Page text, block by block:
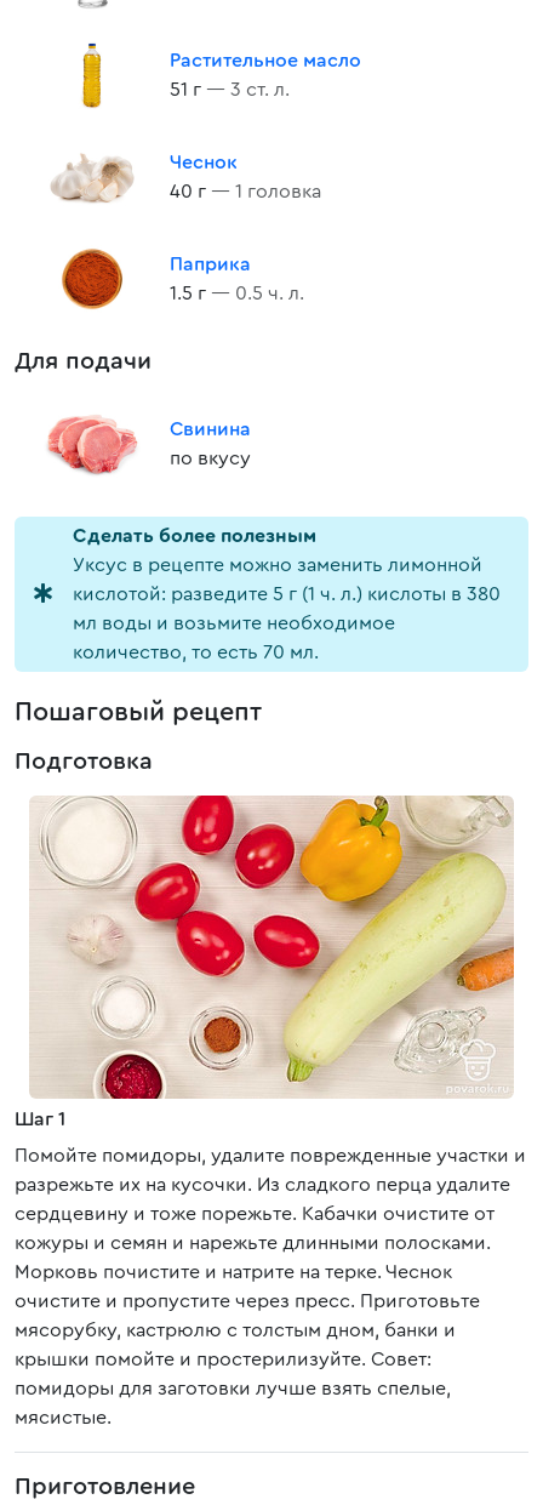
Растительное масло
51 г — 3 ст. л.
Чеснок
40 г — 1 головка
Паприка
1.5 г — 0.5 ч. л.
Для подачи
Свинина
по вкусу
Cделать более полезным
Уксус в рецепте можно заменить лимонной
кислотой: разведите 5 г (1 ч. л.) кислоты в 380
мл воды и возьмите необходимое
количество, то есть 70 мл.
Пошаговый рецепт
Подготовка
Шаг 1
Помойте помидоры, удалите поврежденные участки и
разрежьте их на кусочки. Из сладкого перца удалите
сердцевину и тоже порежьте. Кабачки очистите от
кожуры и семян и нарежьте длинными полосками.
Морковь почистите и натрите на терке. Чеснок
очистите и пропустите через пресс. Приготовьте
мясорубку, кастрюлю с толстым дном, банки и
крышки помойте и простерилизуйте. Совет:
помидоры для заготовки лучше взять спелые,
мясистые.
Приготовление